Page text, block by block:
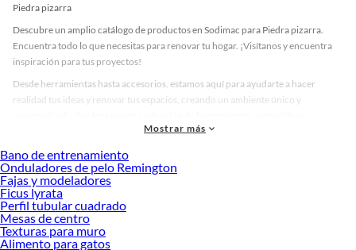
Piedra pizarra
Descubre un amplio catálogo de productos en Sodimac para Piedra pizarra.
Encuentra todo lo que necesitas para renovar tu hogar. ¡Visítanos y encuentra
inspiración para tus proyectos!
Desde herramientas hasta accesorios, estamos aquí para ayudarte a hacer
realidad tus ideas y renovar tus espacios, creando un ambiente único y
accesorios de calidad que te ayudarán a crear un espacio más tú.
Desde remodelaciones hasta proyectos de decoración, estamos aquí para hacer
tus ideas realidad. ¡Visítanos y encuentra todo lo que tenemos para ofrecerte en
Piedra pizarra!
Explora la variedad de productos de Piedra pizarra en Sodimac
Herramientas, materiales y accesorios de calidad para tus proyectos y
renovación de espacios. ¡Visítanos y descubre todo lo que tenemos para
Mostrar más
Bano de entrenamiento
Onduladores de pelo Remington
Fajas y modeladores
Ficus lyrata
Perfil tubular cuadrado
Mesas de centro
Texturas para muro
Alimento para gatos